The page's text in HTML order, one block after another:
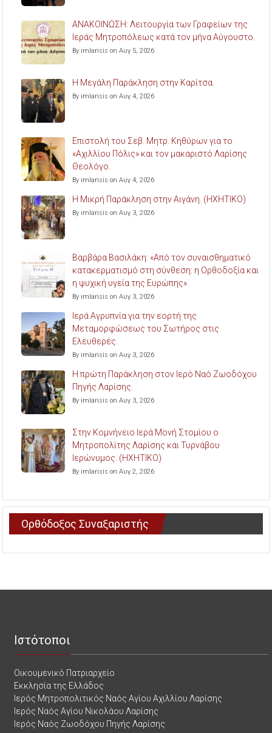
ΑΝΑΚΟΙΝΩΣΗ: Λειτουργία των Γραφείων της
Ιεράς Μητροπόλεως κατά τον μήνα Αύγουστο.
By imlarisis on Αυγ 5, 2026
Η Μεγάλη Παράκληση στην Καρίτσα.
By imlarisis on Αυγ 4, 2026
Επιστολή του Σεβ. Μητρ. Κηθύρων για το
«Αχιλλίου Πόλις» και τον μακαριστό Λαρίσης
Θεολόγο.
By imlarisis on Αυγ 4, 2026
Η Μικρή Παράκληση στην Αιγάνη. (ΗΧΗΤΙΚΟ)
By imlarisis on Αυγ 3, 2026
Βαρβάρα Βασιλάκη: «Από τον συναισθηματικό
κατακερματισμό στη σύνθεση: η Ορθοδοξία και
η ψυχική υγεία της Ευρώπης».
By imlarisis on Αυγ 3, 2026
Ιερά Αγρυπνία για την εορτή της
Μεταμορφώσεως του Σωτήρος στις
Ελευθερές.
By imlarisis on Αυγ 3, 2026
Η πρώτη Παράκληση στον Ιερό Ναό Ζωοδόχου
Πηγής Λαρίσης.
By imlarisis on Αυγ 3, 2026
Στην Κομνήνειο Ιερά Μονή Στομίου ο
Μητροπολίτης Λαρίσης και Τυρνάβου
Ιερώνυμος. (ΗΧΗΤΙΚΟ)
By imlarisis on Αυγ 2, 2026
Ορθόδοξος Συναξαριστής
Ιστότοποι
Οικουμενικό Πατριαρχείο
Εκκλησία της Ελλάδος
Ιερός Μητροπολιτικός Ναός Αγίου Αχιλλίου Λαρίσης
Ιερός Ναός Αγίου Νικολάου Λαρίσης
Ιερός Ναός Ζωοδόχου Πηγής Λαρίσης